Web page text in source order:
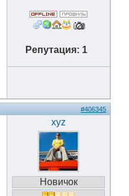
Репутация: 1
#406345
xyz
Новичок